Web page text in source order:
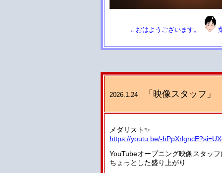
←おはようございます。
2026.1.24 「映像スタッフ」
メダリスト✨
https://youtu.be/-
YouTubeオープニング映像スタッ
ちょっとした盛り上がり